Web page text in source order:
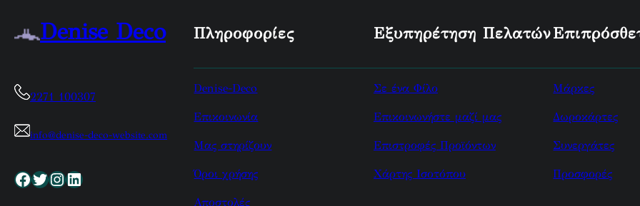
Denise Deco
2271 100307
info@denise-deco-website.com
Facebook Twitter InstagramLinkedin
Πληροφορίες
Denise-Deco
Επικοινωνία
Μας στηρίζουν
Όροι χρήσης
Αποστολές
Εξυπηρέτηση Πελατών
Σε ένα Φίλο
Επικοινωνήστε μαζί μας
Επιστροφές Προϊόντων
Χάρτης Ισοτόπου
Μάρκες
Δωροκάρτες
Συνεργάτες
Προσφορές